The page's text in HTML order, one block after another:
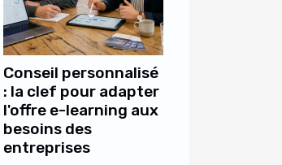
Conseil personnalisé
: la clef pour adapter
l'offre e-learning aux
besoins des
entreprises